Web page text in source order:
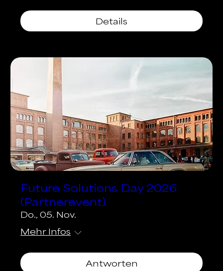
Details
Future Solutions Day 2026
(Partnerevent)
Do., 05. Nov.
Mehr Infos
Antworten